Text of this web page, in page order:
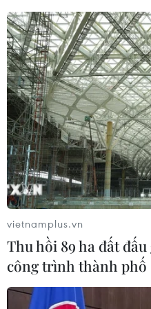
07/08/2026 04:41
Xuất hiện áp thấp nhiệt
vực vịnh Bắc Bộ
07/08/2026 03:54
Lào Cai khẩn trương tìm
người mất tích do mưa lũ
07/08/2026 03:04
Khẩn trương phân
sau vụ sạt lở trên tuyến
Cai
vietnamplus.vn
Thu hồi 89 ha đất
công trình thành phố